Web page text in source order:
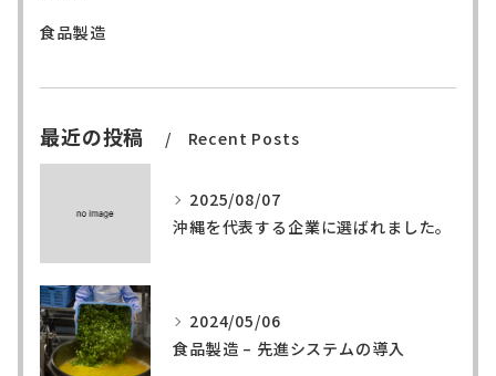
食品製造
最近の投稿 Recent Posts
2025/08/07
沖縄を代表する企業に選ばれました。
2024/05/06
食品製造 – 先進システムの導入